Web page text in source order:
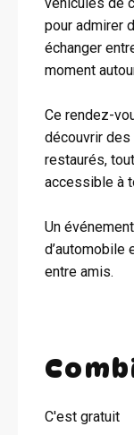
pour admirer
échanger
moment
Ce rendez-
découvrir
restaurés,
accessible à
Un
d’automobile
entre amis.
C'est gratuit